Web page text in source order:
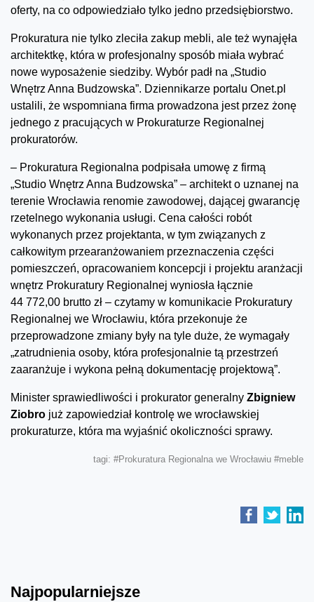
oferty, na co odpowiedziało tylko jedno przedsiębiorstwo.
Prokuratura nie tylko zleciła zakup mebli, ale też wynajęła
architektkę, która w profesjonalny sposób miała wybrać
nowe wyposażenie siedziby. Wybór padł na „Studio
Wnętrz Anna Budzowska”. Dziennikarze portalu Onet.pl
ustalili, że wspomniana firma prowadzona jest przez żonę
jednego z pracujących w Prokuraturze Regionalnej
prokuratorów.
– Prokuratura Regionalna podpisała umowę z firmą
„Studio Wnętrz Anna Budzowska” – architekt o uznanej na
terenie Wrocławia renomie zawodowej, dającej gwarancję
rzetelnego wykonania usługi. Cena całości robót
wykonanych przez projektanta, w tym związanych z
całkowitym przearanżowaniem przeznaczenia części
pomieszczeń, opracowaniem koncepcji i projektu aranżacji
wnętrz Prokuratury Regionalnej wyniosła łącznie
44 772,00 brutto zł – czytamy w komunikacie Prokuratury
Regionalnej we Wrocławiu, która przekonuje że
przeprowadzone zmiany były na tyle duże, że wymagały
„zatrudnienia osoby, która profesjonalnie tą przestrzeń
zaaranżuje i wykona pełną dokumentację projektową”.
Minister sprawiedliwości i prokurator generalny Zbigniew
Ziobro już zapowiedział kontrolę we wrocławskiej
prokuraturze, która ma wyjaśnić okoliczności sprawy.
tagi: #Prokuratura Regionalna we Wrocławiu #meble
Najpopularniejsze